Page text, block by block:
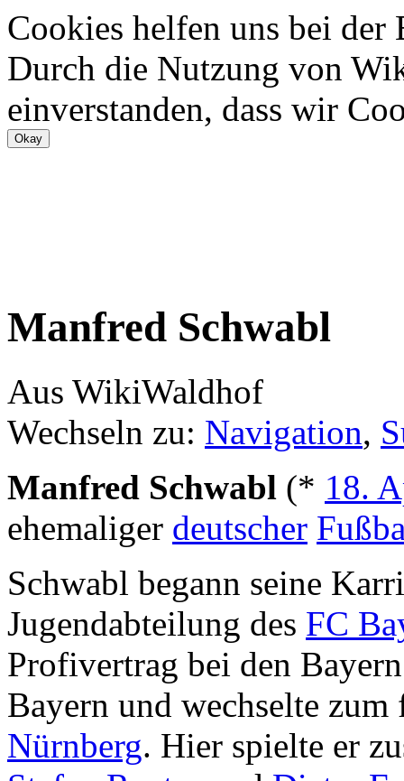
Cookies helfen uns bei
Durch die Nutzung von
einverstanden, dass wir
Manfred Schwabl
Aus WikiWaldhof
Wechseln zu: Navigation,
Manfred Schwabl (* 18.
ehemaliger deutscher
Schwabl begann seine
Jugendabteilung des FC
Profivertrag bei den
Bayern und wechselte
Nürnberg. Hier spielte er